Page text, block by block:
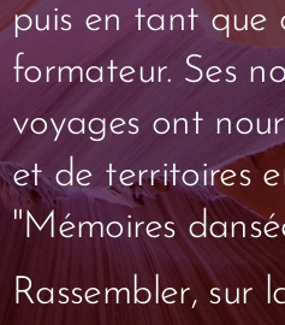
puis en tant que
formateur. Ses
voyages ont
et de territoires
"Mémoires
Rassembler, sur